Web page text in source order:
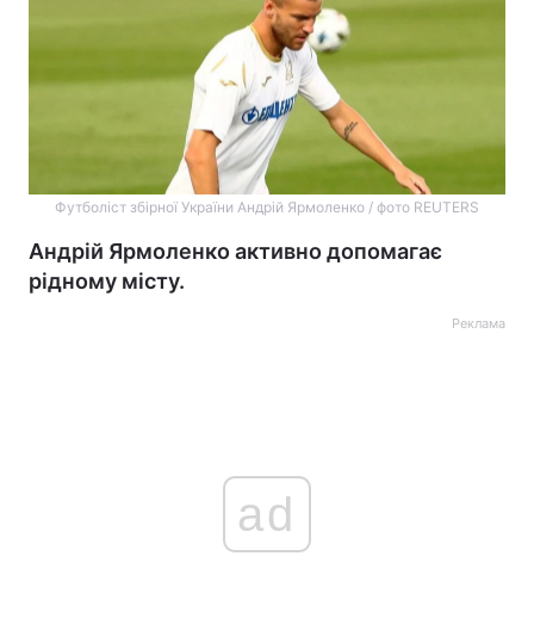
Футболіст збірної України Андрій Ярмоленко / фото REUTERS
Андрій Ярмоленко активно допомагає
рідному місту.
Реклама
ad